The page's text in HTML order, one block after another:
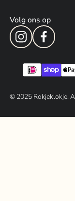
Volg ons op
© 2025Rokjeklokje.